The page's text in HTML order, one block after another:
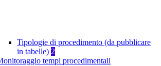
Tipologie di procedimento (da pubblicare
in tabelle) 2
tempi procedimentali